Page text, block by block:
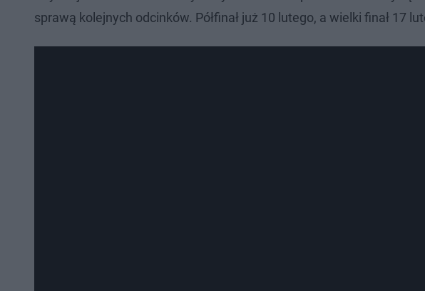
sprawą kolejnych odcinków. Półfinał już 10 lutego, a wielki finał 17